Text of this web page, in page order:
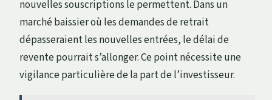
nouvelles souscriptions le permettent. Dans un
marché baissier où les demandes de retrait
dépasseraient les nouvelles entrées, le délai de
revente pourrait s’allonger. Ce point nécessite une
vigilance particulière de la part de l’investisseur.